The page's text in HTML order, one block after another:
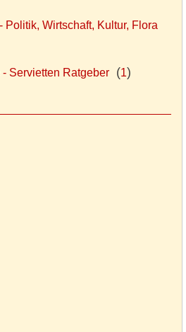
Politik, Wirtschaft, Kultur, Flora
Servietten Ratgeber (1)